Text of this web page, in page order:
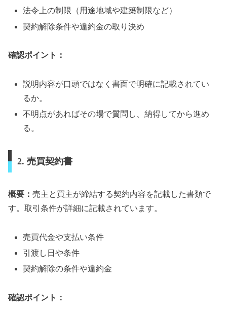
法令上の制限（用途地域や建築制限など）
契約解除条件や違約金の取り決め
確認ポイント：
説明内容が口頭ではなく書面で明確に記載されてい
るか。
不明点があればその場で質問し、納得してから進め
る。
2. 売買契約書
概要： 売主と買主が締結する契約内容を記載した書類で
す。取引条件が詳細に記載されています。
売買代金や支払い条件
引渡し日や条件
契約解除の条件や違約金
確認ポイント：